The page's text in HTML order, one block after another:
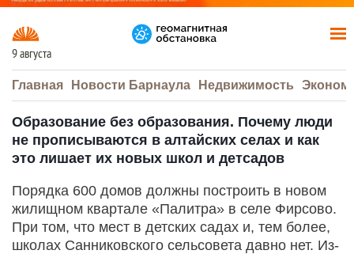
9 августа
Главная Новости Барнаула Недвижимость
Образование без образования. Почему люди
не прописываются в алтайских селах и как
это лишает их новых школ и детсадов
Порядка 600 домов должны построить в новом
жилищном квартале «Палитра» в селе Фирсово.
При том, что мест в детских садах и, тем более,
школах Санниковского сельсовета давно нет. Из-